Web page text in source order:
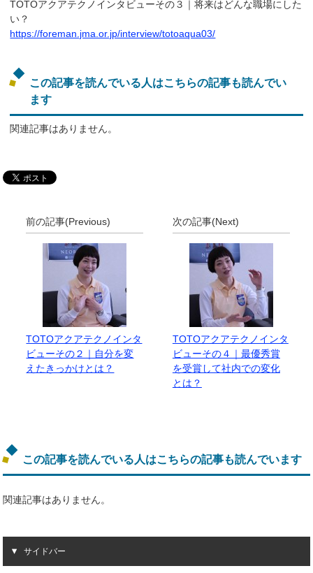
TOTOアクアテクノインタビューその３｜将来はどんな職場にした
い？
https://foreman.jma.or.jp/interview/totoaqua03/
この記事を読んでいる人はこちらの記事も読んでい
ます
関連記事はありません。
前の記事(Previous)
TOTOアクアテクノインタ
ビューその２｜自分を変
えたきっかけとは？
次の記事(Next)
TOTOアクアテクノインタ
ビューその４｜最優秀賞
を受賞して社内での変化
とは？
この記事を読んでいる人はこちらの記事も読んでいます
関連記事はありません。
サイドバー